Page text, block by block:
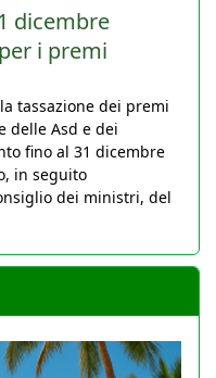
dicembre
i premi
tassazione dei premi
delle Asd e dei
fino al 31 dicembre
in seguito
dei ministri, del